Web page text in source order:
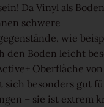
Da Vinyl als
schwere
wie
den Boden leicht
Oberfläche
sich besonders gut
– sie ist extrem